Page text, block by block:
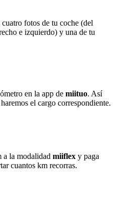
fotos de tu coche (del
e izquierdo) y una de tu
en la app de miituo. Así
el cargo correspondiente.
a la modalidad miiflex y paga
cuantos km recorras.